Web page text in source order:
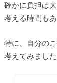
確かに負担は
考える時間も
特に、自分の
考えてみました